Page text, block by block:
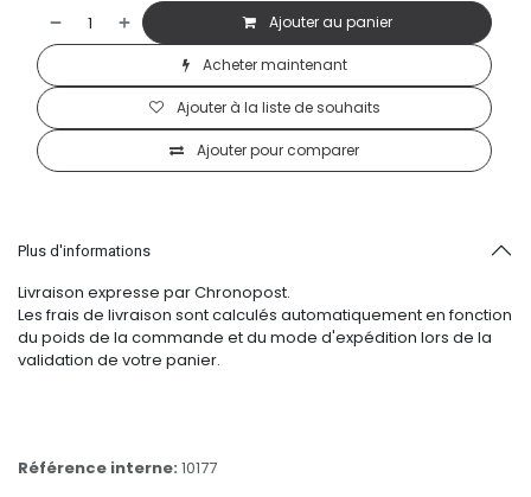
Ajouter au panier
Acheter maintenant
Ajouter pour comparer
Ajouter à la liste de souhaits
Plus d'informations
Livraison expresse par Chronopost.
Les frais de livraison sont calculés automatiquement en fonction
du poids de la commande et du mode d'expédition lors de la
validation de votre panier.
Référence interne: 10177